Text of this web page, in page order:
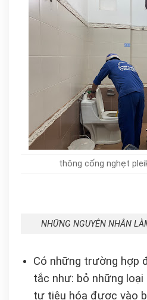
thông cống nghẹt
NHỮNG NGUYÊN NHÂN
Có những trường hợp
tắc như: bỏ những
tự tiêu hóa được vào